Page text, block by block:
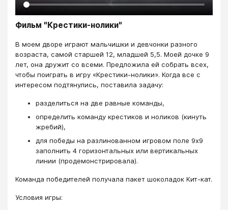
Фильм "Крестики-нолики"
​В моем дворе играют мальчишки и девчонки разного
возраста, самой старшей 12, младшей 5,5. Моей дочке 9
лет, она дружит со всеми. Предложила ей собрать всех,
чтобы поиграть в игру «Крестики-нолики». Когда все с
интересом подтянулись, поставила задачу:
разделиться на две равные команды,
определить команду крестиков и ноликов (кинуть
жребий),
для победы на разлинованном игровом поле 9х9
заполнить 4 горизонтальных или вертикальных
линии (продемонстрировала).
Команда победителей получала пакет шоколадок Кит-кат.
Условия игры: